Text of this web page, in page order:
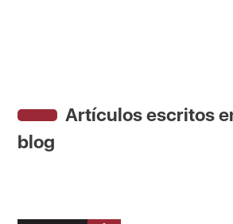
Artículos escritos
blog